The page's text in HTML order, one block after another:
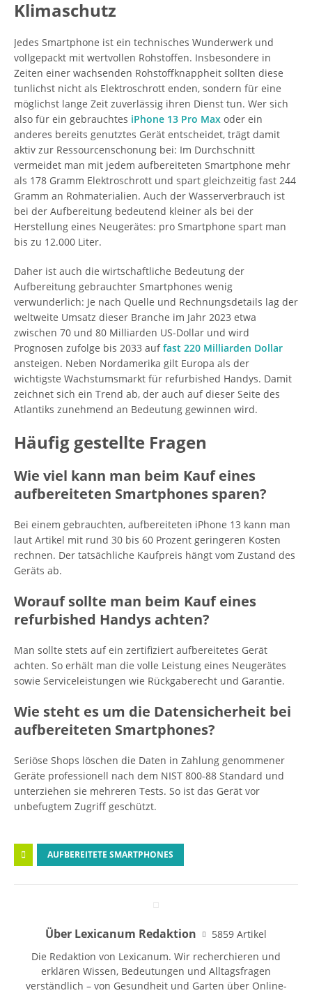
Klimaschutz
Jedes Smartphone ist ein technisches Wunderwerk und
vollgepackt mit wertvollen Rohstoffen. Insbesondere in
Zeiten einer wachsenden Rohstoffknappheit sollten diese
tunlichst nicht als Elektroschrott enden, sondern für eine
möglichst lange Zeit zuverlässig ihren Dienst tun. Wer sich
also für ein gebrauchtes iPhone 13 Pro Max oder ein
anderes bereits genutztes Gerät entscheidet, trägt damit
aktiv zur Ressourcenschonung bei: Im Durchschnitt
vermeidet man mit jedem aufbereiteten Smartphone mehr
als 178 Gramm Elektroschrott und spart gleichzeitig fast 244
Gramm an Rohmaterialien. Auch der Wasserverbrauch ist
bei der Aufbereitung bedeutend kleiner als bei der
Herstellung eines Neugerätes: pro Smartphone spart man
bis zu 12.000 Liter.
Daher ist auch die wirtschaftliche Bedeutung der
Aufbereitung gebrauchter Smartphones wenig
verwunderlich: Je nach Quelle und Rechnungsdetails lag der
weltweite Umsatz dieser Branche im Jahr 2023 etwa
zwischen 70 und 80 Milliarden US-Dollar und wird
Prognosen zufolge bis 2033 auffast 220 Milliarden Dollar
ansteigen. Neben Nordamerika gilt Europa als der
wichtigste Wachstumsmarkt für refurbished Handys. Damit
zeichnet sich ein Trend ab, der auch auf dieser Seite des
Atlantiks zunehmend an Bedeutung gewinnen wird.
Häufig gestellte Fragen
Wie viel kann man beim Kauf eines
aufbereiteten Smartphones sparen?
Bei einem gebrauchten, aufbereiteten iPhone 13 kann man
laut Artikel mit rund 30 bis 60 Prozent geringeren Kosten
rechnen. Der tatsächliche Kaufpreis hängt vom Zustand des
Geräts ab.
Worauf sollte man beim Kauf eines
refurbished Handys achten?
Man sollte stets auf ein zertifiziert aufbereitetes Gerät
achten. So erhält man die volle Leistung eines Neugerätes
sowie Serviceleistungen wie Rückgaberecht und Garantie.
Wie steht es um die Datensicherheit bei
aufbereiteten Smartphones?
Seriöse Shops löschen die Daten in Zahlung genommener
Geräte professionell nach dem NIST 800-88 Standard und
unterziehen sie mehreren Tests. So ist das Gerät vor
unbefugtem Zugriff geschützt.
AUFBEREITETE SMARTPHONES
Über Lexicanum Redaktion
5859 Artikel
Die Redaktion von Lexicanum. Wir recherchieren und
erklären Wissen, Bedeutungen und Alltagsfragen
verständlich – von Gesundheit und Garten über Online-